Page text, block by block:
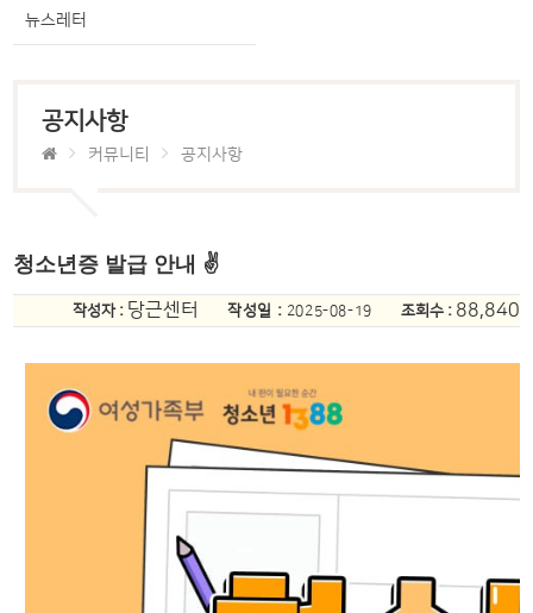
뉴스레터
공지사항
커뮤니티 공지사항
청소년증 발급 안내 ✌
작성자 : 당근센터 작성일 : 2025-08-19 조회수 : 88,840